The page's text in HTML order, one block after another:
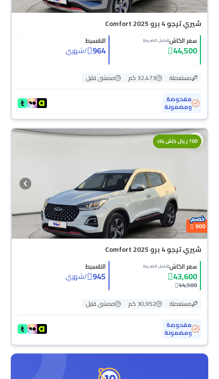
شيري تيجو 4 برو Comfort 2025
سعر الكاش(شامل الضريبة)
44,500
التقسيط
964
/شهري
مستعملة 32,473 كم
ممشى قليل
مفحوصة
ومضمونة
700 ريال كاش باك
900
شيري تيجو 4 برو Comfort 2025
سعر الكاش(شامل الضريبة)
43,600
44,500
التقسيط
945
/شهري
مستعملة 30,952 كم
ممشى قليل
مفحوصة
ومضمونة